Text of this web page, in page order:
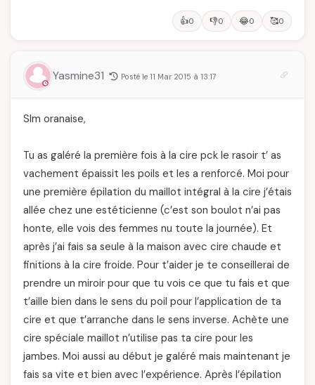
👍0 👎0 😂0 🥰0
Yasmine31 Posté le 11 Mar 2015 à 13:17
Slm oranaise,
Tu as galéré la première fois à la cire pck le rasoir t’ as
vachement épaissit les poils et les a renforcé. Moi pour
une première épilation du maillot intégral à la cire j’étais
allée chez une estéticienne (c’est son boulot n’ai pas
honte, elle vois des femmes nu toute la journée). Et
après j’ai fais sa seule à la maison avec cire chaude et
finitions à la cire froide. Pour t’aider je te conseillerai de
prendre un miroir pour que tu vois ce que tu fais et que
t’aille bien dans le sens du poil pour l’application de ta
cire et que t’arranche dans le sens inverse. Achète une
cire spéciale maillot n’utilise pas ta cire pour les
jambes. Moi aussi au début je galéré mais maintenant je
fais sa vite et bien avec l’expérience. Après l’épilation